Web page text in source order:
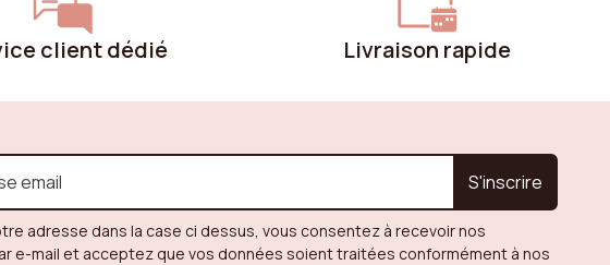
client dédié Livraison rapide
S'inscrire
adresse dans la case ci dessus, vous consentez à recevoir nos
e-mail et acceptez que vos données soient traitées conformément à nos